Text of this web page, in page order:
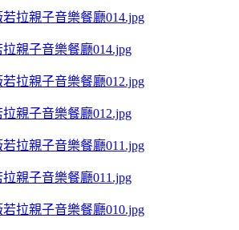
拉親子音樂餐廳014.jpg
拉親子音樂餐廳012.jpg
拉親子音樂餐廳011.jpg